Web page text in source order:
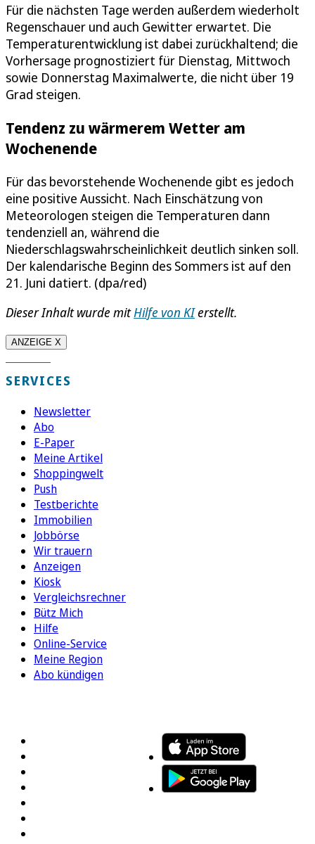
Für die nächsten Tage werden außerdem wiederholt
Regenschauer und auch Gewitter erwartet. Die
Temperaturentwicklung ist dabei zurückhaltend; die
Vorhersage prognostiziert für Dienstag, Mittwoch
sowie Donnerstag Maximalwerte, die nicht über 19
Grad steigen.
Tendenz zu wärmerem Wetter am
Wochenende
Für das bevorstehende Wochenende gibt es jedoch
eine positive Aussicht. Nach Einschätzung von
Meteorologen steigen die Temperaturen dann
tendenziell an, während die
Niederschlagswahrscheinlichkeit deutlich sinken soll.
Der kalendarische Beginn des Sommers ist auf den
21. Juni datiert. (dpa/red)
Dieser Inhalt wurde mitHilfe von KIerstellt.
ANZEIGE X
SERVICES
Newsletter
Abo
E-Paper
Meine Artikel
Shoppingwelt
Push
Testberichte
Immobilien
Jobbörse
Wir trauern
Anzeigen
Kiosk
Vergleichsrechner
Bütz Mich
Hilfe
Online-Service
Meine Region
Abo kündigen